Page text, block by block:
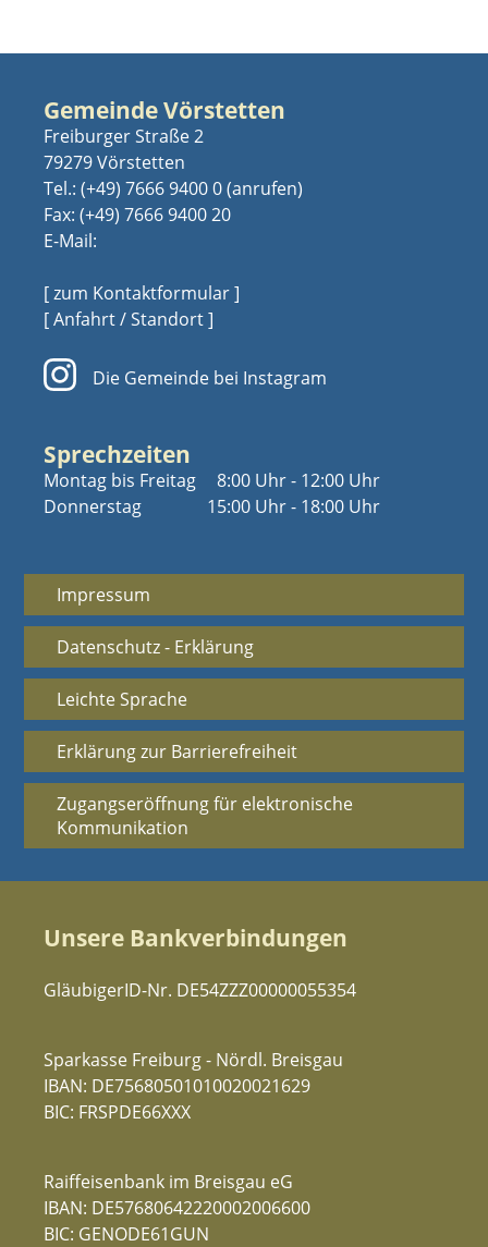
Gemeinde Vörstetten
Freiburger Straße 2
79279 Vörstetten
Tel.: (+49) 7666 9400 0
Fax: (+49) 7666 9400 20
E-Mail:
[ zum Kontaktformular ]
[ Anfahrt / Standort ]
Die Gemeinde bei Instagram
Sprechzeiten
Montag bis Freitag
Donnerstag
8:00 Uhr - 12:00 Uhr
15:00 Uhr - 18:00 Uhr
Impressum
Datenschutz - Erklärung
Leichte Sprache
Erklärung zur Barrierefreiheit
Zugangseröffnung für elektronische
Kommunikation
Unsere Bankverbindungen
GläubigerID-Nr. DE54ZZZ00000055354
Sparkasse Freiburg - Nördl. Breisgau
IBAN: DE75680501010020021629
BIC: FRSPDE66XXX
Raiffeisenbank im Breisgau eG
IBAN: DE57680642220002006600
BIC: GENODE61GUN